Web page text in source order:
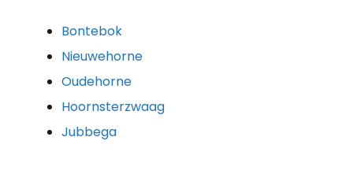
Bontebok
Nieuwehorne
Oudehorne
Hoornsterzwaag
Jubbega